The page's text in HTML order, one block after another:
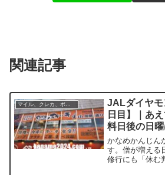
関連記事
JALダイヤモ
日目】｜あ
料日後の日曜
かなめかんじ
す。僧が増える
修行にも「休む